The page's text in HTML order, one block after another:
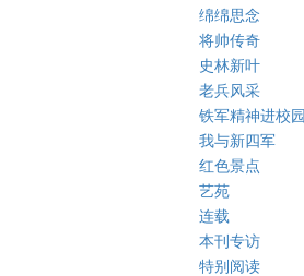
绵绵思念
将帅传奇
史林新叶
老兵风采
铁军精神进校园
我与新四军
红色景点
艺苑
连载
本刊专访
特别阅读